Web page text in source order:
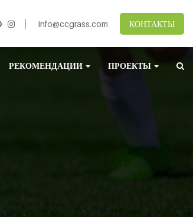
info@ccgrass.com КОНТАКТЫ
РЕКОМЕНДАЦИИ ПРОЕКТЫ